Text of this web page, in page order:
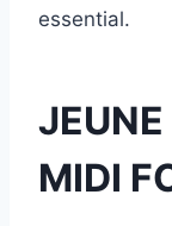
essential.
JEUNE
MIDI